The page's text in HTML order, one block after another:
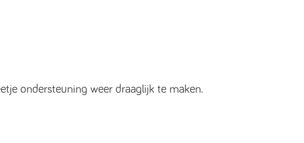
ondersteuning weer draaglijk te maken.